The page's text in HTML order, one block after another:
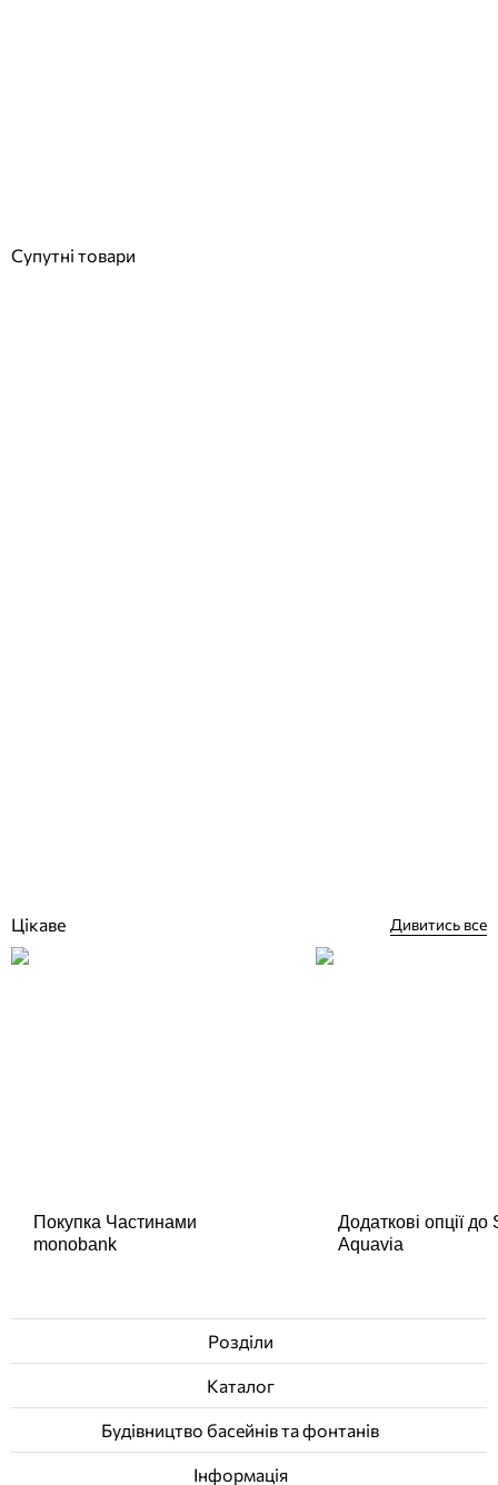
Супутні товари
Цікаве Дивитись все
Покупка Частинами
monobank
Додаткові опції
Aquavia
Розділи
Каталог
Будівництво басейнів та фонтанів
Інформація